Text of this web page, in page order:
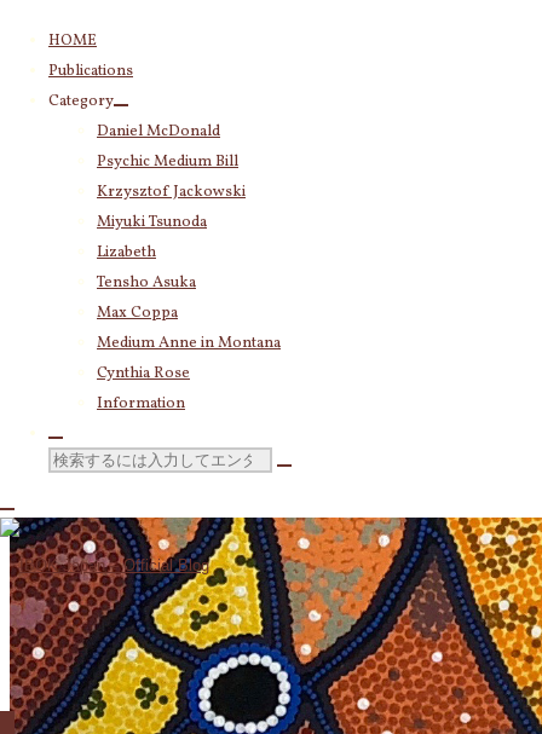
HOME
Publications
Category
Daniel McDonald
Psychic Medium Bill
Krzysztof Jackowski
Miyuki Tsunoda
Lizabeth
Tensho Asuka
Max Coppa
Medium Anne in Montana
Cynthia Rose
Information
検
対
象: